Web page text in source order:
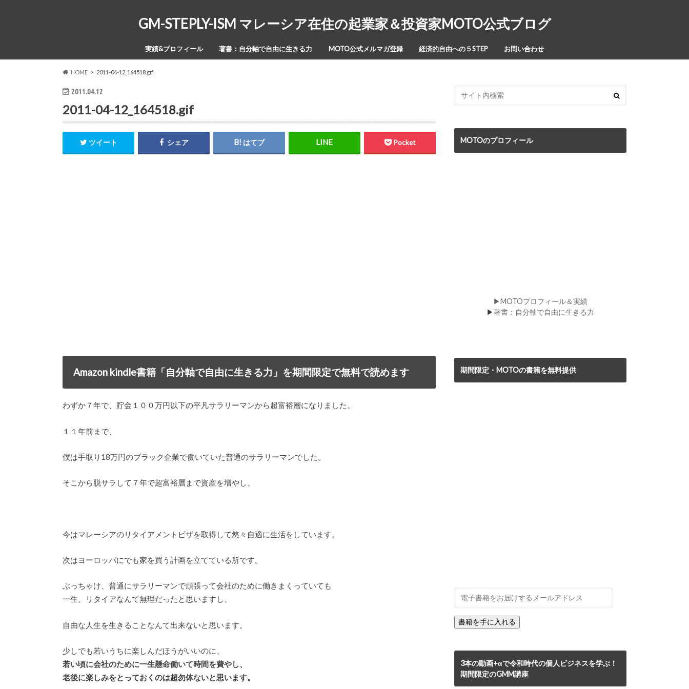
GM-STEPLY-ISM マレーシア在住の起業家＆投資家MOTO公式ブログ
実績&プロフィール 著書：自分軸で自由に生きる力 MOTO公式メルマガ登録 経済的自由への５STEP お問い合わせ
HOME 2011-04-12_164518.gif
2011.04.12
2011-04-12_164518.gif
ツイート シェア はてブ Pocket
Amazon kindle書籍「自分軸で自由に生きる力」を期間限定で無料で読めます
わずか７年で、貯金１００万円以下の平凡サラリーマンから超富裕層になりました。
１１年前まで、
僕は手取り18万円のブラック企業で働いていた普通のサラリーマンでした。
そこから脱サラして７年で超富裕層まで資産を増やし、
今はマレーシアのリタイアメントビザを取得して悠々自適に生活をしています。
次はヨーロッパにでも家を買う計画を立てている所です。
ぶっちゃけ、普通にサラリーマンで頑張って会社のために働きまくっていても
一生、リタイアなんて無理だったと思いますし、
自由な人生を生きることなんて出来ないと思います。
少しでも若いうちに楽しんだほうがいいのに、
若い頃に会社のために一生懸命働いて時間を費やし、
老後に楽しみをとっておくのは超勿体ないと思います。
MOTOのプロフィール
▶MOTOプロフィール＆実績
▶著書：自分軸で自由に生きる力
期間限定・MOTOの書籍を無料提供
3本の動画+αで令和時代の個人ビジネスを学ぶ！
期間限定のGMM講座